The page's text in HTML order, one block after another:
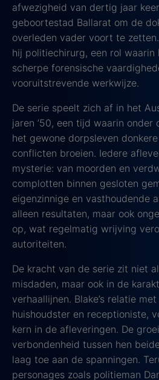
afwezigheid van dertig jaar
geboortestad Ballarat om de
overleden vader voort te
hij politiechirurg, een rol
scherpe forensische
vooruitstrevende werkwijze.
De serie speelt zich af in het
jaren ’50, een tijd waarin onder
het gewone dorpsleven
conflicten broeien. Iedere
mysterie: van moorden en
complotten binnen gesloten
eigenzinnige en vasthoudende
alleen resultaten, maar ook
op, wat regelmatig wrijving
autoriteiten.
De kracht van de serie zit niet
misdaden, maar ook in de
verhaallijnen. Blake’s relatie
huishoudster en receptioniste,
kern in de afleveringen. De
verbondenheid tussen hen
laag toe aan de spanningen.
personages zoals politieman